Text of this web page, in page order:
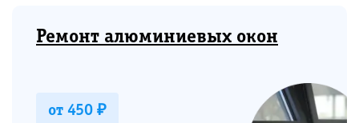
Ремонт алюминиевых окон
от 450 ₽